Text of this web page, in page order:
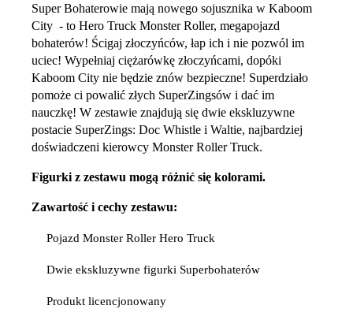
Super Bohaterowie mają nowego sojusznika w Kaboom
City - to Hero Truck Monster Roller, megapojazd
bohaterów! Ścigaj złoczyńców, łap ich i nie pozwól im
uciec! Wypełniaj ciężarówkę złoczyńcami, dopóki
Kaboom City nie będzie znów bezpieczne! Superdziało
pomoże ci powalić złych SuperZingsów i dać im
nauczkę! W zestawie znajdują się dwie ekskluzywne
postacie SuperZings: Doc Whistle i Waltie, najbardziej
doświadczeni kierowcy Monster Roller Truck.
Figurki z zestawu mogą różnić się kolorami.
Zawartość i cechy zestawu:
Pojazd Monster Roller Hero Truck
Dwie ekskluzywne figurki Superbohaterów
Produkt licencjonowany